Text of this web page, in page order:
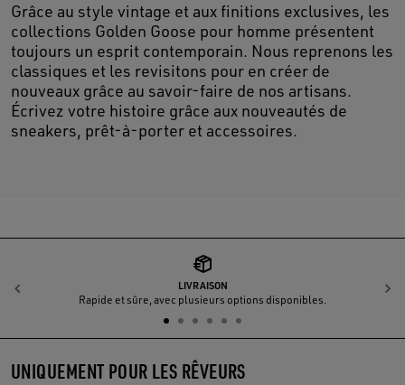
Grâce au style vintage et aux finitions exclusives, les
collections Golden Goose pour homme présentent
toujours un esprit contemporain. Nous reprenons les
classiques et les revisitons pour en créer de
nouveaux grâce au savoir-faire de nos artisans.
Écrivez votre histoire grâce aux nouveautés de
sneakers, prêt-à-porter et accessoires.
LIVRAISON
Rapide et sûre, avec plusieurs options disponibles.
Précédent
UNIQUEMENT POUR LES RÊVEURS